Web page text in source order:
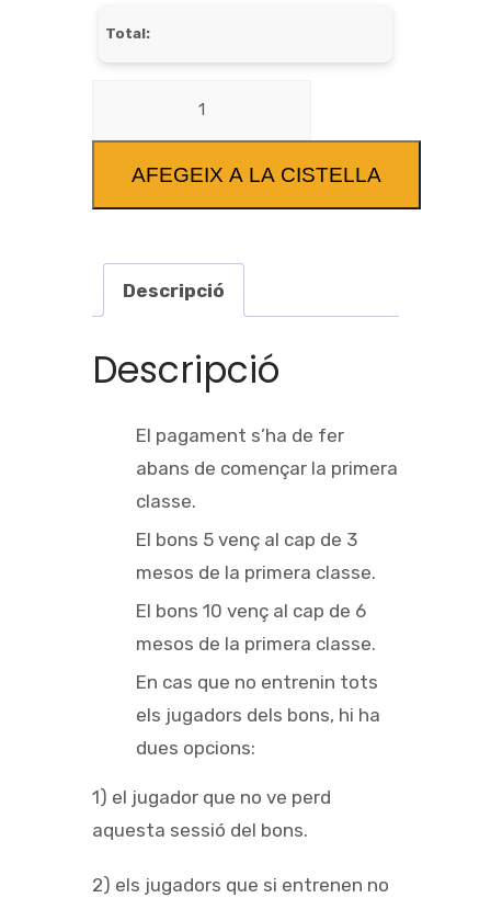
Total:
AFEGEIX A LA CISTELLA
Descripció
Descripció
El pagament s’ha de fer
abans de començar la primera
classe.
El bons 5 venç al cap de 3
mesos de la primera classe.
El bons 10 venç al cap de 6
mesos de la primera classe.
En cas que no entrenin tots
els jugadors dels bons, hi ha
dues opcions:
1) el jugador que no ve perd
aquesta sessió del bons.
2) els jugadors que si entrenen no